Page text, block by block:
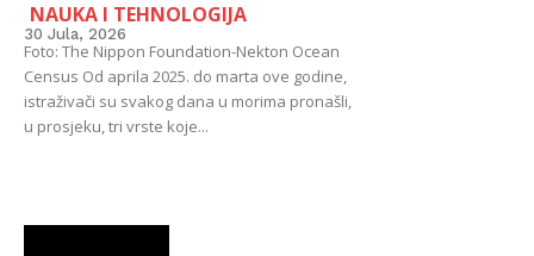
NAUKA I TEHNOLOGIJA
30 Jula, 2026
Foto: The Nippon Foundation-Nekton Ocean
Census Od aprila 2025. do marta ove godine,
istraživači su svakog dana u morima pronašli,
u prosjeku, tri vrste koje...